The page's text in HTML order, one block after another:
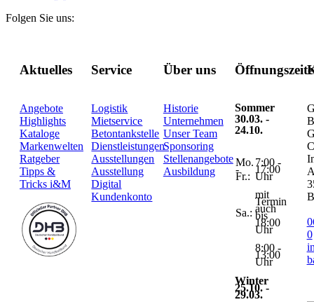
Folgen Sie uns:
Aktuelles
Angebote
Highlights
Kataloge
Markenwelten
Ratgeber
Tipps &
Tricks i&M
Service
Logistik
Mietservice
Betontankstelle
Dienstleistungen
Ausstellungen
Ausstellung
Digital
Kundenkonto
Über uns
Historie
Unternehmen
Unser Team
Sponsoring
Stellenangebote
Ausbildung
Sommer
30.03. -
24.10.
Mo.
-
Fr.:
Sa.:
7:00 -
17:00
Uhr
mit
Termin
auch
bis
18:00
Uhr
8:00 -
13:00
Uhr
Winter
25.10. -
29.03.
0